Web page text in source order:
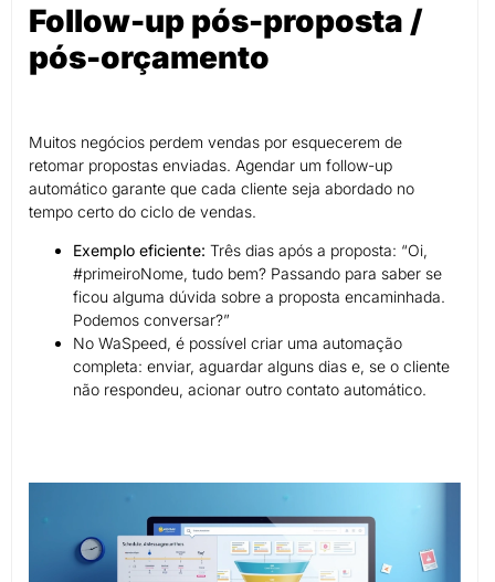
Follow-up pós-proposta /
pós-orçamento
Muitos negócios perdem vendas por esquecerem de
retomar propostas enviadas. Agendar um follow-up
automático garante que cada cliente seja abordado no
tempo certo do ciclo de vendas.
Exemplo eficiente: Três dias após a proposta: “Oi,
#primeiroNome, tudo bem? Passando para saber se
ficou alguma dúvida sobre a proposta encaminhada.
Podemos conversar?”
No WaSpeed, é possível criar uma automação
completa: enviar, aguardar alguns dias e, se o cliente
não respondeu, acionar outro contato automático.